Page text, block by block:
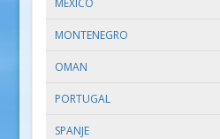
MEXICO
MONTENEGRO
OMAN
PORTUGAL
SPANJE